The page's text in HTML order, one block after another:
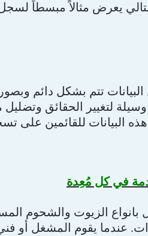
يعرض مثالاً مبسطاً لسجل
تتم بشكل دائم
لتغيير الحقائق
هذه البيانات للقائمين
في كل مُعِدة
الزيوت والشحوم
عندما يقوم المشغل أو